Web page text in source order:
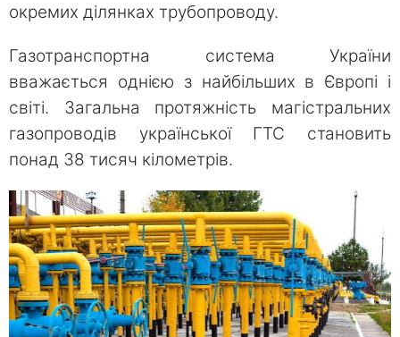
окремих ділянках трубопроводу.
Газотранспортна система України
вважається однією з найбільших в Європі і
світі. Загальна протяжність магістральних
газопроводів української ГТС становить
понад 38 тисяч кілометрів.